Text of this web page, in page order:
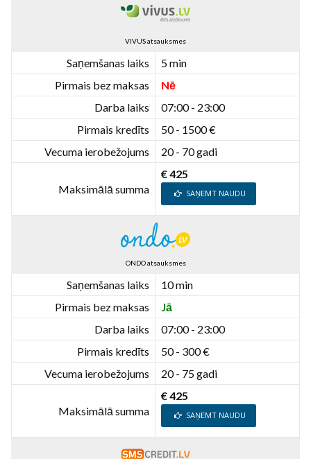
VIVUS atsauksmes
Saņemšanas laiks
5 min
Pirmais bez maksas
Nē
Darba laiks
07:00 - 23:00
Pirmais kredīts
50 - 1500 €
Vecuma ierobežojums
20 - 70 gadi
Maksimālā summa
€ 425
SAŅEMT NAUDU
ONDO atsauksmes
Saņemšanas laiks
10 min
Pirmais bez maksas
Jā
Darba laiks
07:00 - 23:00
Pirmais kredīts
50 - 300 €
Vecuma ierobežojums
20 - 75 gadi
Maksimālā summa
€ 425
SAŅEMT NAUDU